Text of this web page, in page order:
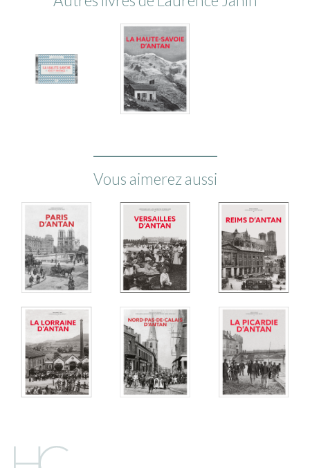
Vous aimerez aussi